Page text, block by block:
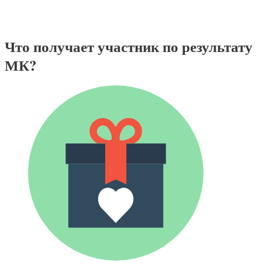
Что получает участник по результату
МК?